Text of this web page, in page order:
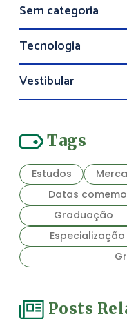
Sem categoria
Tecnologia
Vestibular
Tags
Estudos
Datas
Graduação
Especialização
Posts